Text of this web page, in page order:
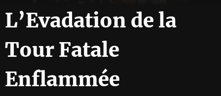
L’Evadation de la
Tour Fatale
Enflammée